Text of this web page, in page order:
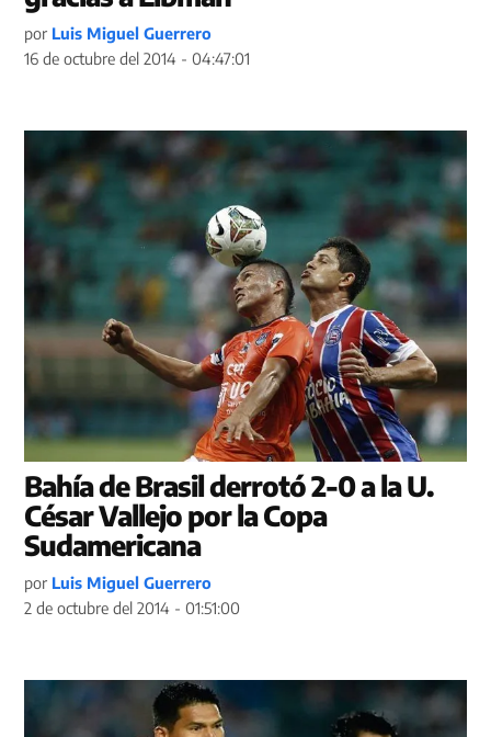
por Luis Miguel Guerrero
16 de octubre del 2014 - 04:47:01
Bahía de Brasil derrotó 2-0 a la U.
César Vallejo por la Copa
Sudamericana
por Luis Miguel Guerrero
2 de octubre del 2014 - 01:51:00